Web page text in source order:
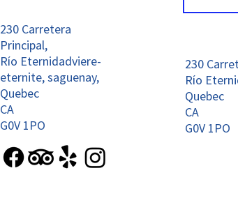
230 Carretera
Principal,
Río Eternidadviere-
eternite, saguenay,
Quebec
CA
G0V 1PO
230
Río
Quebec
CA
G0V 1PO